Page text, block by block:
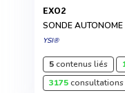
EXO2
SONDE AUTONOME
YSI®
5contenus liés
3175consultations